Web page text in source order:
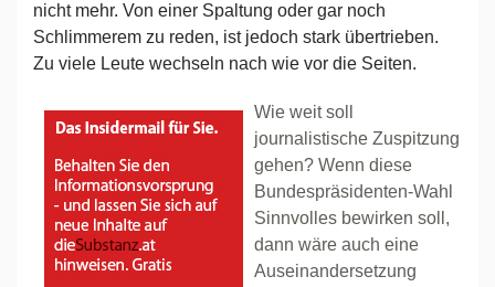
nicht mehr. Von einer Spaltung oder gar noch
Schlimmerem zu reden, ist jedoch stark übertrieben.
Zu viele Leute wechseln nach wie vor die Seiten.
Wie weit soll
journalistische Zuspitzung
gehen? Wenn diese
Bundespräsidenten-Wahl
Sinnvolles bewirken soll,
dann wäre auch eine
Auseinandersetzung